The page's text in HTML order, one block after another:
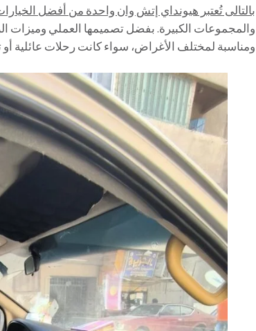
بالتالى تُعتبر هيونداي إتش وان واحدة من أفضل
والمجموعات الكبيرة. بفضل تصميمها العملي وميزات
ومناسبة لمختلف الأغراض، سواء كانت رحلات عائلية